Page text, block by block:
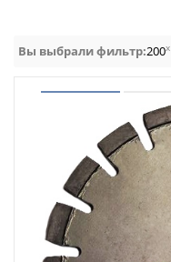
Вы выбрали фильтр:200x